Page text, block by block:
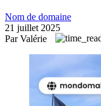
Nom de domaine
21 juillet 2025
Par Valérie